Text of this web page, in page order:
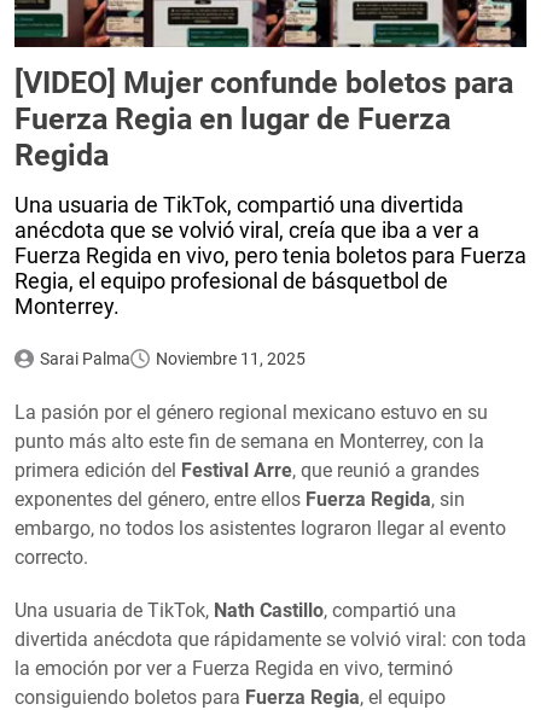
[VIDEO] Mujer confunde boletos para
Fuerza Regia en lugar de Fuerza
Regida
Una usuaria de TikTok, compartió una divertida
anécdota que se volvió viral, creía que iba a ver a
Fuerza Regida en vivo, pero tenia boletos para Fuerza
Regia, el equipo profesional de básquetbol de
Monterrey.
Sarai Palma Noviembre 11, 2025
La pasión por el género regional mexicano estuvo en su
punto más alto este fin de semana en Monterrey, con la
primera edición del Festival Arre, que reunió a grandes
exponentes del género, entre ellos Fuerza Regida, sin
embargo, no todos los asistentes lograron llegar al evento
correcto.
Una usuaria de TikTok, Nath Castillo, compartió una
divertida anécdota que rápidamente se volvió viral: con toda
la emoción por ver a Fuerza Regida en vivo, terminó
consiguiendo boletos para Fuerza Regia, el equipo